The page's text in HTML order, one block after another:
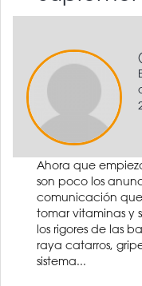
Ahora que
son poco los
comunicación
tomar vitaminas y
los rigores de las
raya catarros,
sistema...